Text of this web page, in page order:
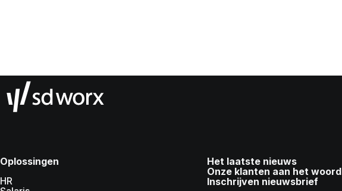
Oplossingen
HR
Het laatste nieuws
Onze klanten aan het woord
Inschrijven nieuwsbrief